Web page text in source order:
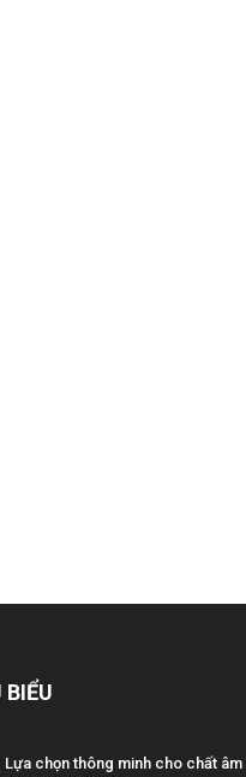
BIỂU
Lựa chọn thông minh cho chất âm